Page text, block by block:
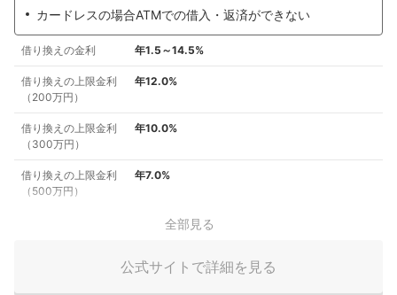
カードレスの場合ATMでの借入・返済ができない
借り換えの金利 年1.5～14.5%
借り換えの上限金利
（200万円）
年12.0%
借り換えの上限金利
（300万円）
年10.0%
借り換えの上限金利
（500万円）
年7.0%
全部見る
公式サイトで詳細を見る